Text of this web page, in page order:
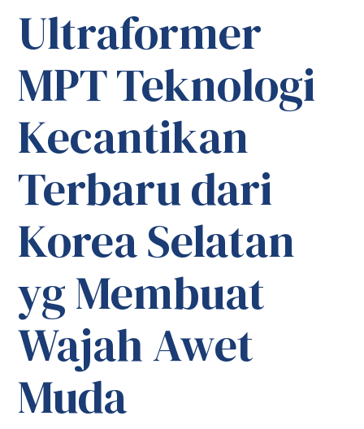
Ultraformer
MPT Teknologi
Kecantikan
Terbaru dari
Korea Selatan
yg Membuat
Wajah Awet
Muda